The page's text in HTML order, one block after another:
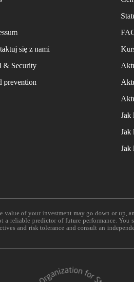
się z nami
& Security
prevention
Jak
Jak
Jak
of your investment may go down or up,
reliable predictor of future performance.
and risk tolerance and consult an